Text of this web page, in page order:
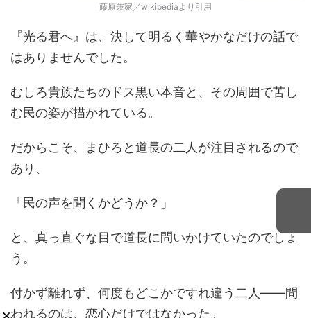
藤原兼家／wikipediaより引用
『光る君へ』は、決して明るく華やかなだけの話で
はありませんでした。
むしろ貴族たちのドス黒い本音と、その周囲で苦し
む民の姿が描かれている。
だからこそ、まひろと道長の二人が注目されるので
あり、
「民の声を聞くかどうか？」
と、真っ直ぐな目で道長に問いかけていたのでしょ
う。
付かず離れず、何度もどこかですれ違う二人――問
われるのは、恋心だけではなかった。